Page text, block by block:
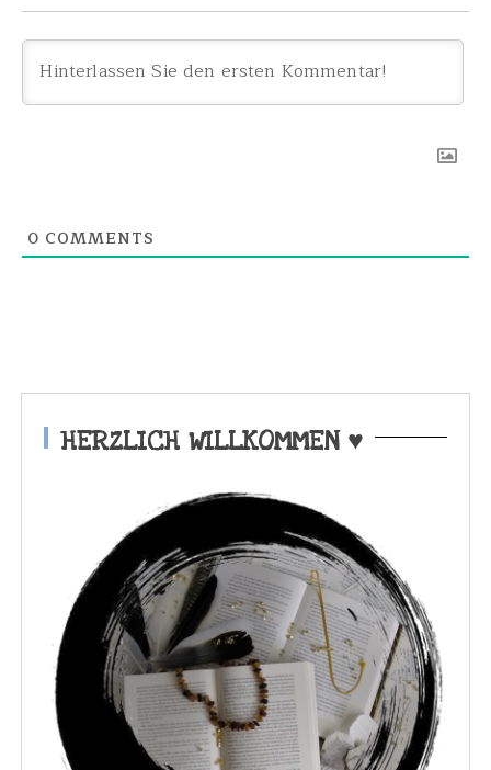
0 COMMENTS
HERZLICH WILLKOMMEN ♥